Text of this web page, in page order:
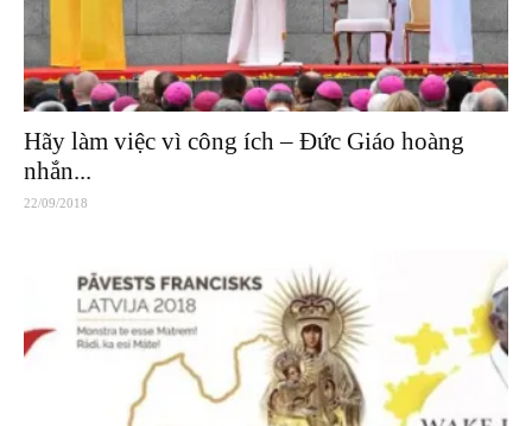
Hãy làm việc vì công ích – Đức Giáo hoàng
nhắn...
22/09/2018